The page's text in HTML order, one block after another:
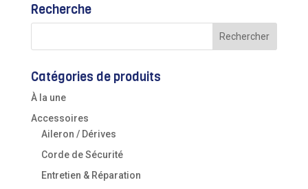
Recherche
Catégories de produits
À la une
Accessoires
Aileron / Dérives
Corde de Sécurité
Entretien & Réparation